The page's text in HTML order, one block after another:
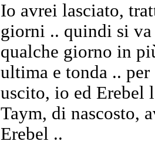
Io avrei lasciato,
giorni .. quindi si
qualche giorno in
ultima e tonda ..
uscito, io ed Erebel
Taym, di nascosto,
Erebel ..